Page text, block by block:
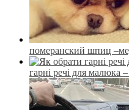
померанский шпиц
гарні речі для малюка